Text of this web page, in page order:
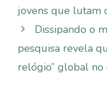
jovens que lutam
Dissipando o
pesquisa revela
relógio” global